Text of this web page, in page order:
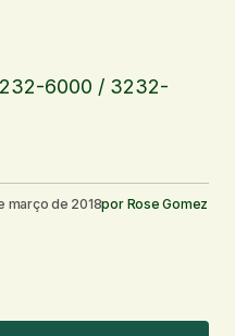
6000 / 3232-
março de 2018por Rose Gomez